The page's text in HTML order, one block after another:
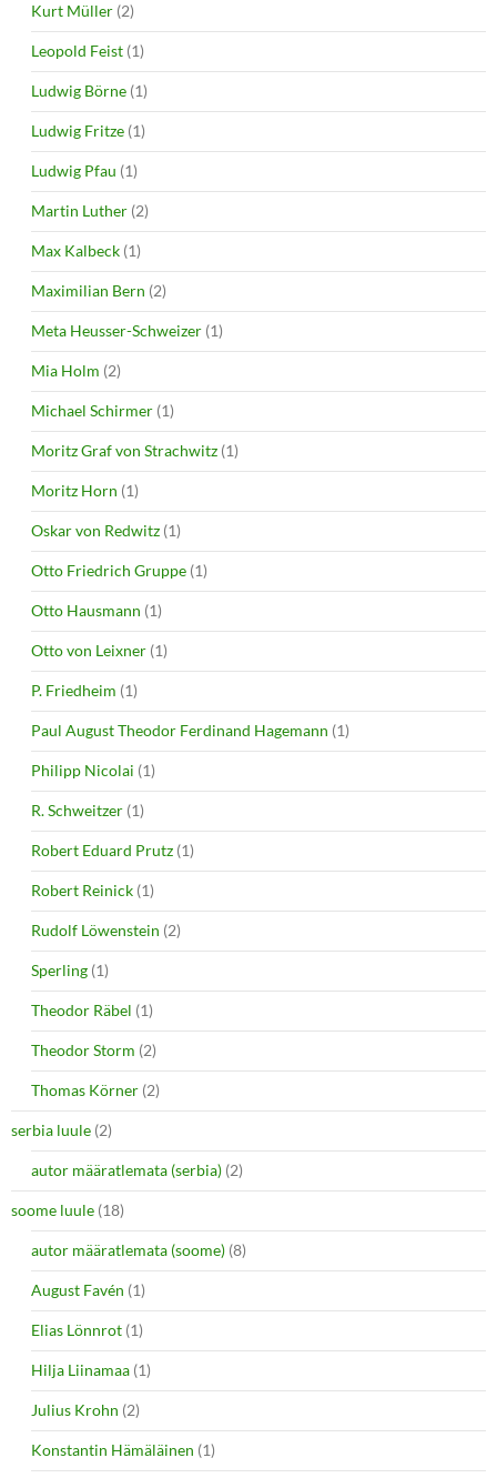
Kurt Müller (2)
Leopold Feist (1)
Ludwig Börne (1)
Ludwig Fritze (1)
Ludwig Pfau (1)
Martin Luther (2)
Max Kalbeck (1)
Maximilian Bern (2)
Meta Heusser-Schweizer (1)
Mia Holm (2)
Michael Schirmer (1)
Moritz Graf von Strachwitz (1)
Moritz Horn (1)
Oskar von Redwitz (1)
Otto Friedrich Gruppe (1)
Otto Hausmann (1)
Otto von Leixner (1)
P. Friedheim (1)
Paul August Theodor Ferdinand Hagemann (1)
Philipp Nicolai (1)
R. Schweitzer (1)
Robert Eduard Prutz (1)
Robert Reinick (1)
Rudolf Löwenstein (2)
Sperling (1)
Theodor Räbel (1)
Theodor Storm (2)
Thomas Körner (2)
serbia luule (2)
autor määratlemata (serbia) (2)
soome luule (18)
autor määratlemata (soome) (8)
August Favén (1)
Elias Lönnrot (1)
Hilja Liinamaa (1)
Julius Krohn (2)
Konstantin Hämäläinen (1)